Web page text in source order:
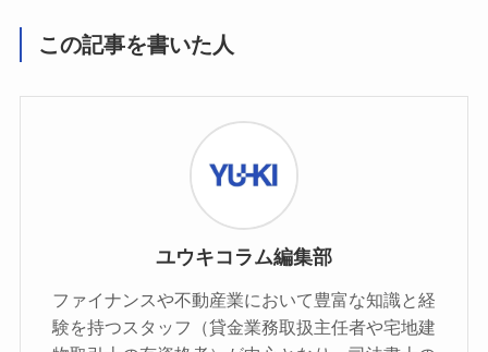
この記事を書いた人
ユウキコラム編集部
ファイナンスや不動産業において豊富な知識と経
験を持つスタッフ（貸金業務取扱主任者や宅地建